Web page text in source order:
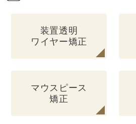
装置透明
ワイヤー矯正
マウスピース
矯正